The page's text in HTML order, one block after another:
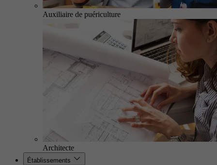
Auxiliaire de puériculture
Architecte
Établissements